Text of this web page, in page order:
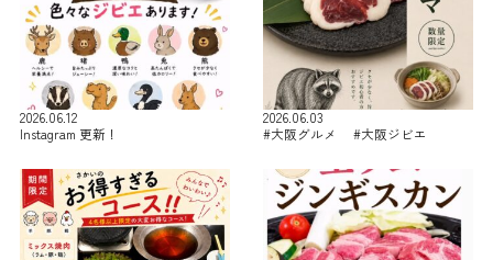
2026.06.12
Instagram 更新！
2026.06.03
#大阪グルメ #大阪ジビエ